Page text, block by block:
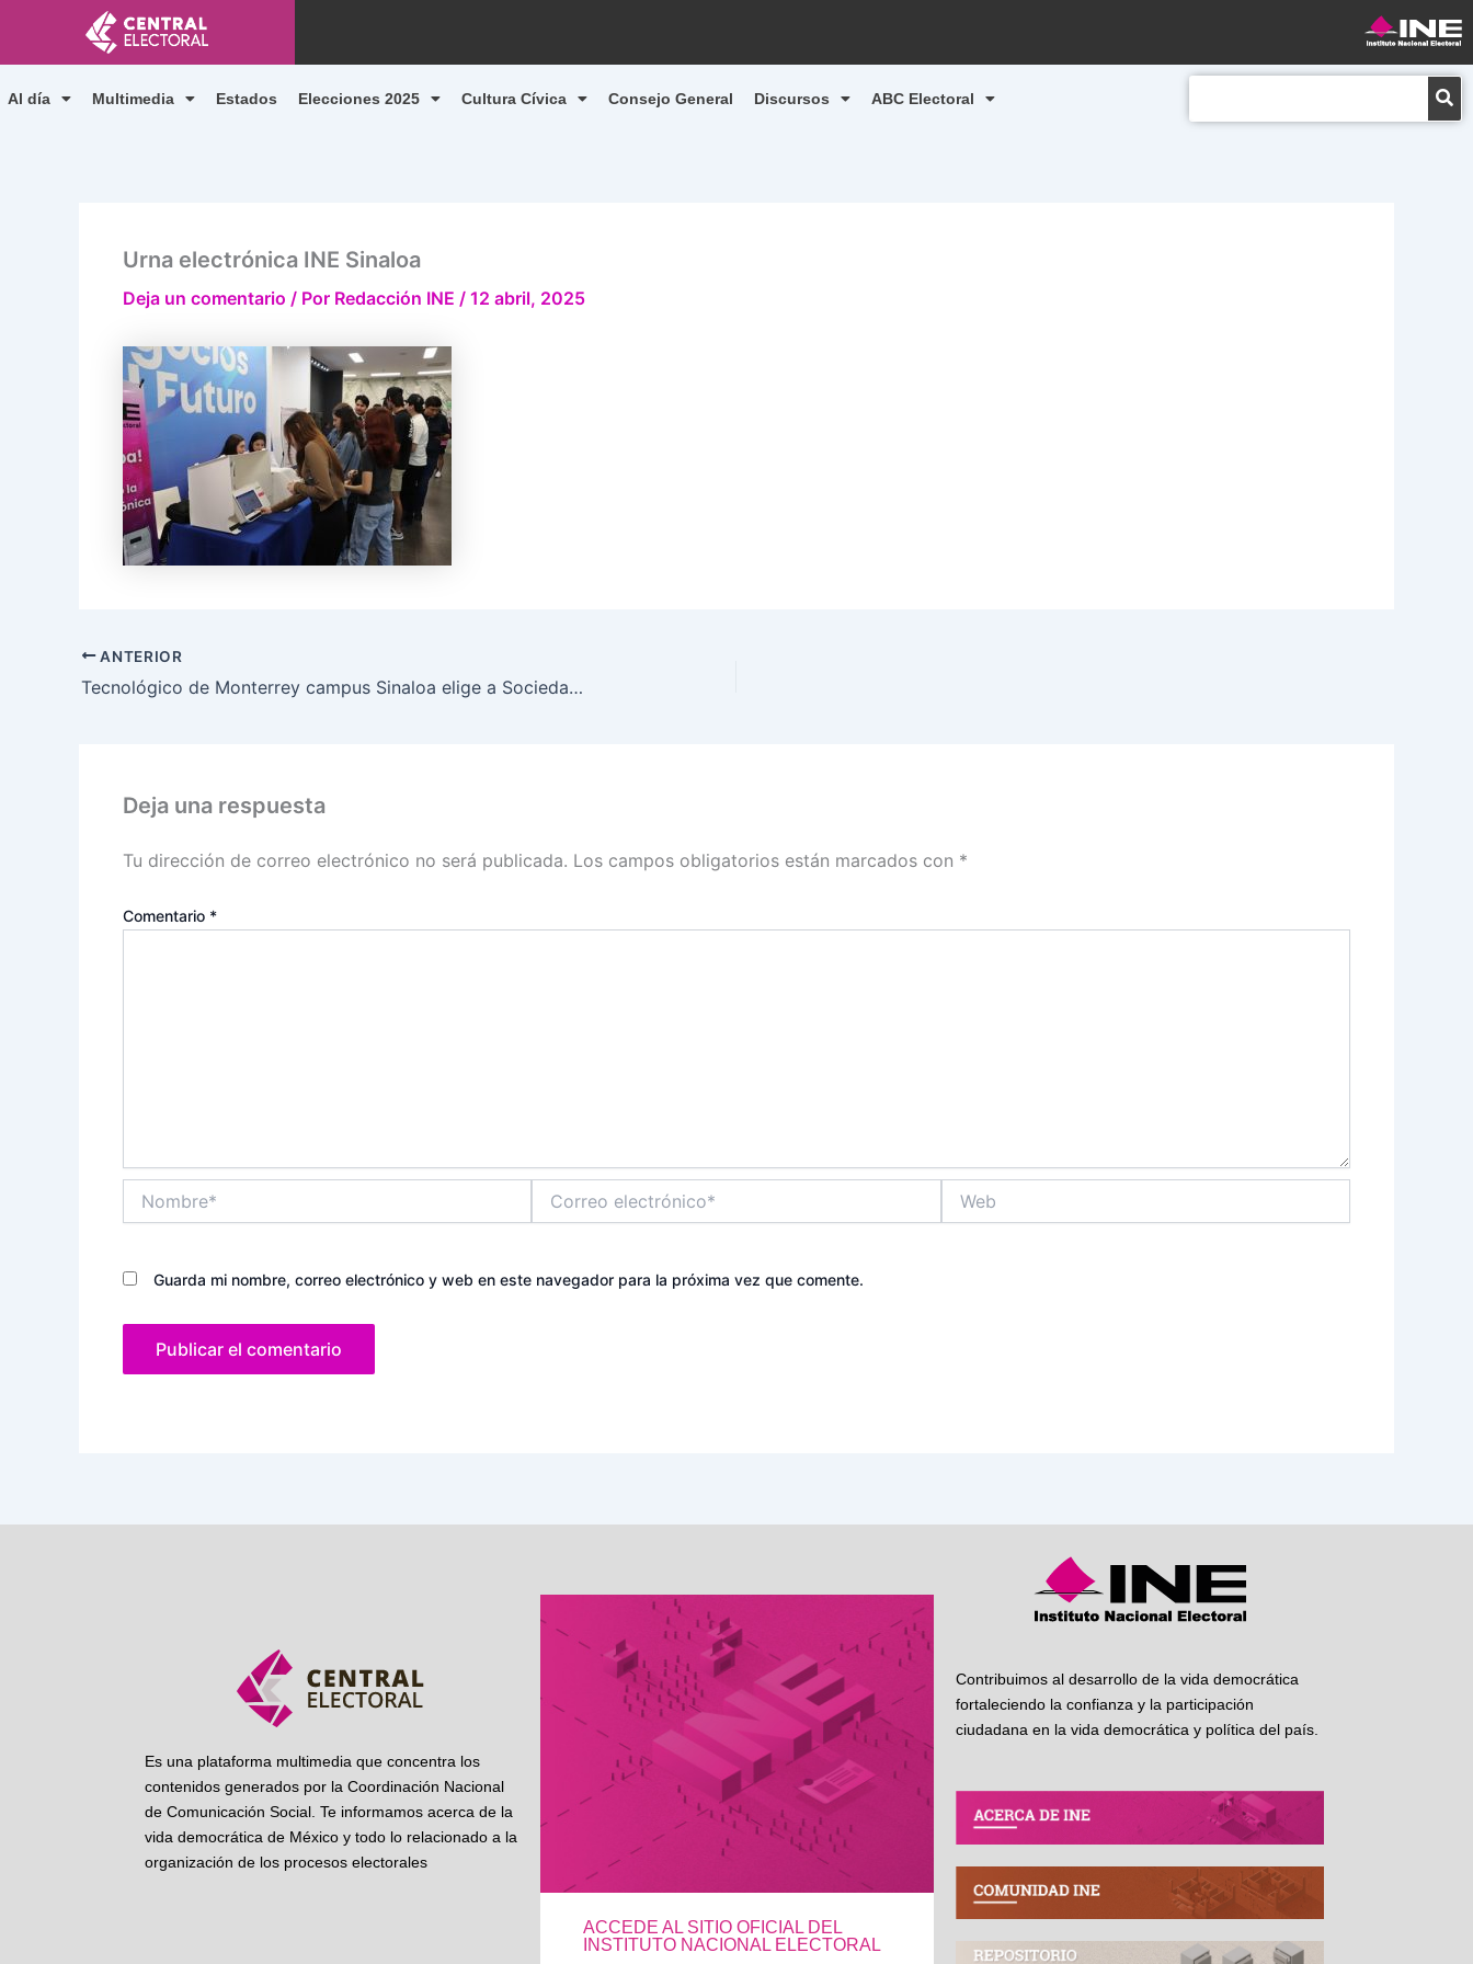
contenido
Al día Multimedia Estados Elecciones 2025 Cultura Cívica Consejo General Discursos ABC Electoral
Urna electrónica INE Sinaloa
Deja un comentario / Por Redacción INE / 12 abril, 2025
ANTERIOR
Tecnológico de Monterrey campus Sinaloa elige a Sociedad de alumnos con Urna Electrónica 7.0 del INE en la entidad
Deja una respuesta
Tu dirección de correo electrónico no será publicada. Los campos obligatorios están marcados con *
Comentario *
electrónico*
Guarda mi nombre, correo electrónico y web en este navegador para la próxima vez que comente.
Es una plataforma multimedia que concentra los
contenidos generados por la Coordinación Nacional
de Comunicación Social. Te informamos acerca de la
vida democrática de México y todo lo relacionado a la
organización de los procesos electorales
ACCEDE AL SITIO OFICIAL DEL
INSTITUTO NACIONAL ELECTORAL
Contribuimos al desarrollo de la vida democrática
fortaleciendo la confianza y la participación
ciudadana en la vida democrática y política del país.